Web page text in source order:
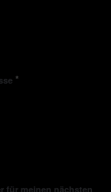
*
für meinen nächsten